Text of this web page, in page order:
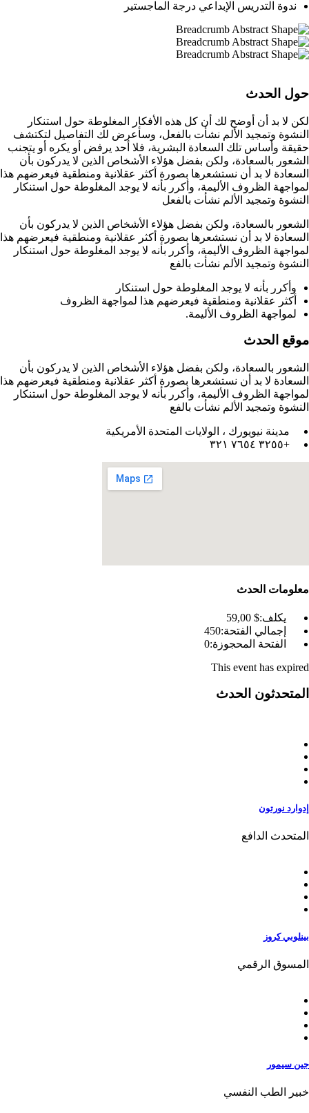
ندوة التدريس الإبداعي درجة الماجستير
حول الحدث
لكن لا بد أن أوضح لك أن كل هذه الأفكار المغلوطة حول استنكار
النشوة وتمجيد الألم نشأت بالفعل، وسأعرض لك التفاصيل لتكتشف
حقيقة وأساس تلك السعادة البشرية، فلا أحد يرفض أو يكره أو يتجنب
الشعور بالسعادة، ولكن بفضل هؤلاء الأشخاص الذين لا يدركون بأن
السعادة لا بد أن نستشعرها بصورة أكثر عقلانية ومنطقية فيعرضهم هذا
لمواجهة الظروف الأليمة، وأكرر بأنه لا يوجد المغلوطة حول استنكار
النشوة وتمجيد الألم نشأت بالفعل
الشعور بالسعادة، ولكن بفضل هؤلاء الأشخاص الذين لا يدركون بأن
السعادة لا بد أن نستشعرها بصورة أكثر عقلانية ومنطقية فيعرضهم هذا
لمواجهة الظروف الأليمة، وأكرر بأنه لا يوجد المغلوطة حول استنكار
النشوة وتمجيد الألم نشأت بالفع
وأكرر بأنه لا يوجد المغلوطة حول استنكار
أكثر عقلانية ومنطقية فيعرضهم هذا لمواجهة الظروف
لمواجهة الظروف الأليمة.
موقع الحدث
الشعور بالسعادة، ولكن بفضل هؤلاء الأشخاص الذين لا يدركون بأن
السعادة لا بد أن نستشعرها بصورة أكثر عقلانية ومنطقية فيعرضهم هذا
لمواجهة الظروف الأليمة، وأكرر بأنه لا يوجد المغلوطة حول استنكار
النشوة وتمجيد الألم نشأت بالفع
مدينة نيويورك ، الولايات المتحدة الأمريكية
+٣٢٥٥ ٧٦٥٤ ٣٢١
معلومات الحدث
يكلف:$ 59
,00
إجمالي الفتحة:450
الفتحة المحجوزة:0
This event has expired
المتحدثون الحدث
إدوارد نورتون
المتحدث الدافع
بينلوبي كروز
المسوق الرقمي
جين سيمور
خبير الطب النفسي